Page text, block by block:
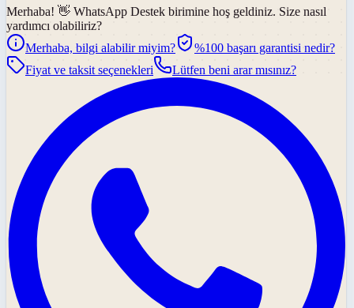
Merhaba! 👋 WhatsApp Destek birimine hoş geldiniz. Size nasıl
yardımcı olabiliriz?
Merhaba, bilgi alabilir miyim?
%100 başarı garantisi nedir?
Fiyat ve taksit seçenekleri
Lütfen beni arar mısınız?